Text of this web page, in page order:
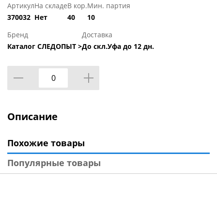
Артикул
370032
На складе
Нет
В кор.
40
Мин. партия
10
Бренд
Каталог СЛЕДОПЫТ >
Доставка
До скл.Уфа до 12 дн.
Описание
Похожие товары
Популярные товары